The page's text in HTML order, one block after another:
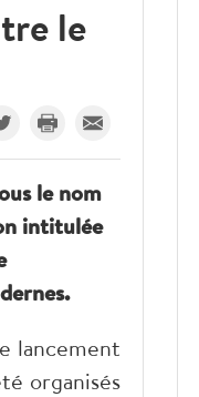
le
le nom
intitulée
lancement
organisés